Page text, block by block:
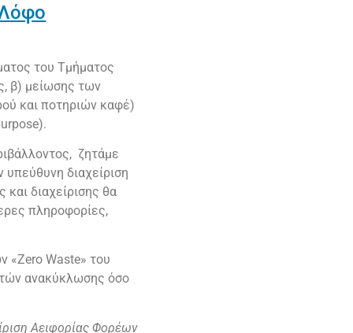
του Τμήματος
β) μείωσης των
και ποτηριών καφέ)
ζητάμε
διαχείριση
διαχείρισης θα
πληροφορίες,
«Zero Waste» του
ανακύκλωσης όσο
Αειφορίας Φορέων